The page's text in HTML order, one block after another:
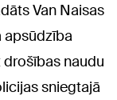
Van Naisas
apsūdzība
naudu
sniegtajā